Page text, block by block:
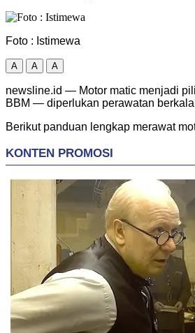
Foto : Istimewa
A A A
newsline.id — Motor matic menjadi
BBM — diperlukan perawatan
Berikut panduan lengkap merawat